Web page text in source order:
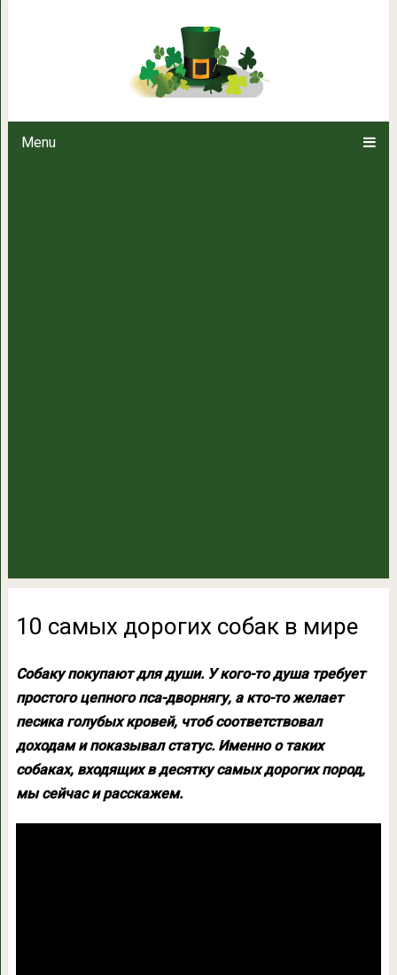
Menu
10 самых дорогих собак в мире
Собаку покупают для души. У кого-то душа требует
простого цепного пса-дворнягу, а кто-то желает
песика голубых кровей, чтоб соответствовал
доходам и показывал статус. Именно о таких
собаках, входящих в десятку самых дорогих пород,
мы сейчас и расскажем.